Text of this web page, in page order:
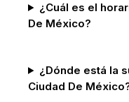
¿Cuál es el
De México?
¿Dónde está la
Ciudad De